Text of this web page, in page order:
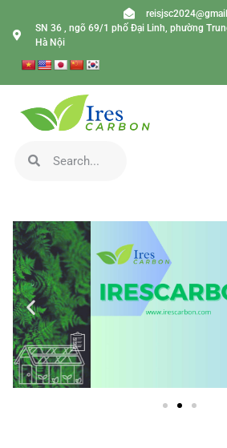
SN 36 , ngõ 69/1 phố Đại Linh, phường
Hà Nội